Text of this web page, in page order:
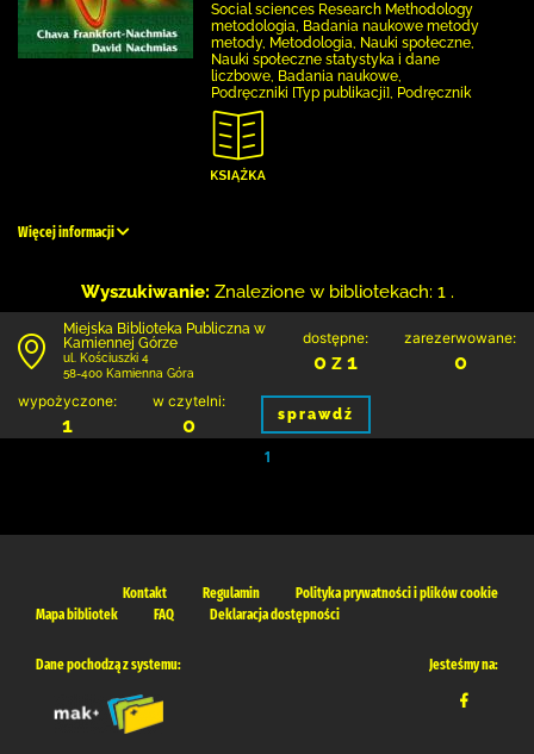
Social sciences Research Methodology
metodologia, Badania naukowe metody
metody, Metodologia, Nauki społeczne,
Nauki społeczne statystyka i dane
liczbowe, Badania naukowe,
Podręczniki [Typ publikacji], Podręcznik
Więcej informacji
Wyszukiwanie: Znalezione w bibliotekach: 1 .
Miejska Biblioteka Publiczna w
Kamiennej Górze
ul. Kościuszki 4
58-400 Kamienna Góra
dostępne:
0 z 1
zarezerwowane:
0
wypożyczone:
1
w czytelni:
0 sprawdź
1
Kontakt Regulamin
Polityka prywatności i plików cookie
Mapa bibliotek
FAQ Deklaracja dostępności
Dane pochodzą z systemu: Jesteśmy na: